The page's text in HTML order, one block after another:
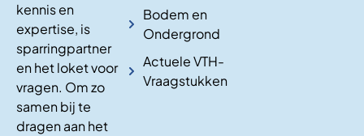
kennis en
expertise, is
sparringpartner
en het loket voor
vragen. Om zo
samen bij te
dragen aan het
Bodem en
Ondergrond
Actuele VTH-
Vraagstukken